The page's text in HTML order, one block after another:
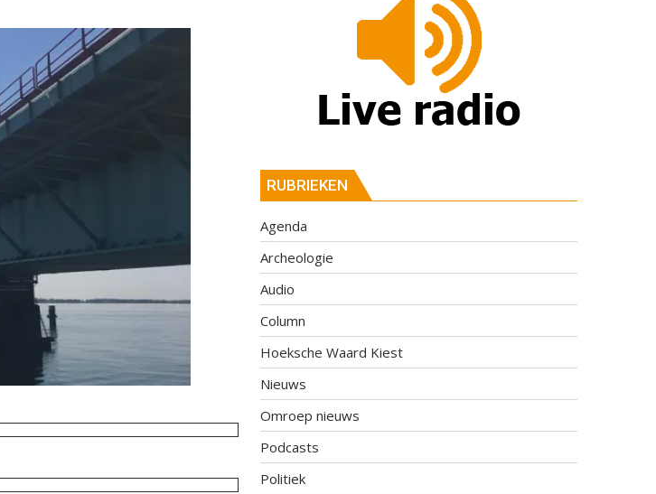
RUBRIEKEN
Agenda
Archeologie
Audio
Column
Hoeksche Waard Kiest
Nieuws
Omroep nieuws
Podcasts
Politiek